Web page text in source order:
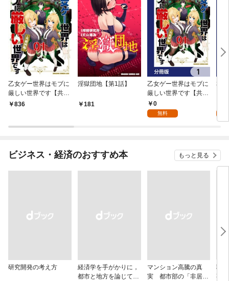
乙女ゲー世界はモブに
厳しい世界です【共和
国編】 ０１
836
淫獄団地【第1話】
181
乙女ゲー世界はモブに
厳しい世界です【共和
国編】【分冊版】 1
0
無料
私
を
版
ビジネス・経済のおすすめ本 もっと見る
研究開発の考え方
経済学を手がかりに，
都市と地方を論じてみ
マンション高騰の真
実 都市部の「非居住
聴
事